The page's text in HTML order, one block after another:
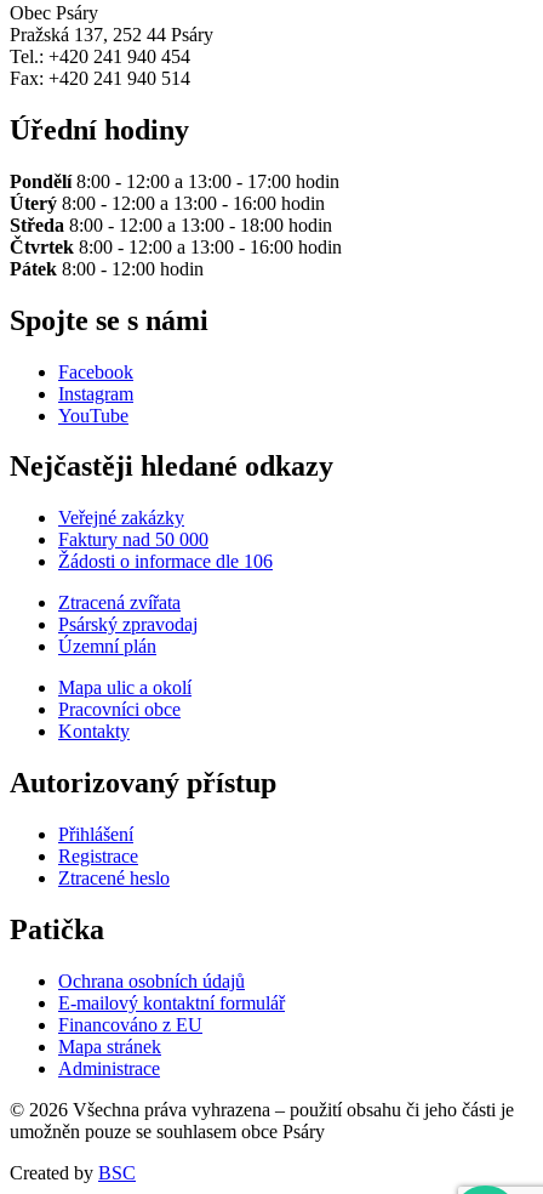
Obec Psáry
Pražská 137, 252 44 Psáry
Tel.: +420 241 940 454
Fax: +420 241 940 514
Úřední hodiny
Pondělí8:00 - 12:00 a 13:00 - 17:00 hodin
Úterý 8:00 - 12:00 a 13:00 - 16:00 hodin
Středa 8:00 - 12:00 a 13:00 - 18:00 hodin
Čtvrtek 8:00 - 12:00 a 13:00 - 16:00 hodin
Pátek 8:00 - 12:00 hodin
Spojte se s námi
Facebook
Instagram
YouTube
Nejčastěji hledané odkazy
Veřejné zakázky
Faktury nad 50 000
Žádosti o informace dle 106
Ztracená zvířata
Psárský zpravodaj
Územní plán
Mapa ulic a okolí
Pracovníci obce
Kontakty
Autorizovaný přístup
Přihlášení
Registrace
Ztracené heslo
Patička
Ochrana osobních údajů
E-mailový kontaktní formulář
Financováno z EU
Mapa stránek
Administrace
© 2026 Všechna práva vyhrazena – použití obsahu či jeho části je
umožněn pouze se souhlasem obce Psáry
Created by BSC